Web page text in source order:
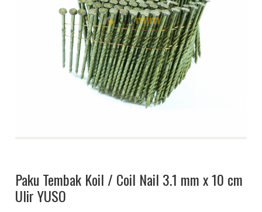
Paku Tembak Koil / Coil Nail 3.1 mm x 10 cm
Ulir YUSO